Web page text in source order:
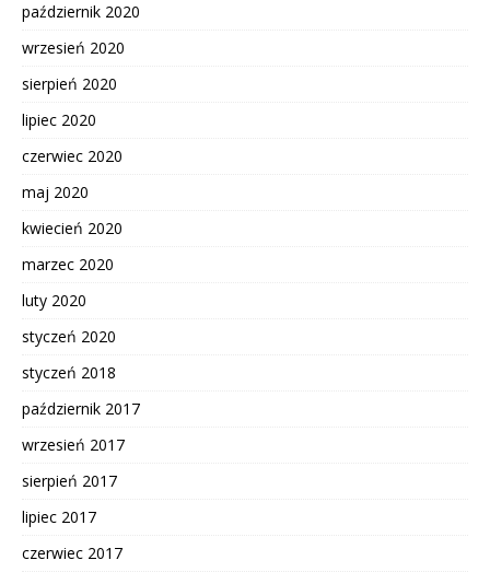
październik 2020
wrzesień 2020
sierpień 2020
lipiec 2020
czerwiec 2020
maj 2020
kwiecień 2020
marzec 2020
luty 2020
styczeń 2020
styczeń 2018
październik 2017
wrzesień 2017
sierpień 2017
lipiec 2017
czerwiec 2017